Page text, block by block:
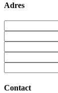
Adres
Contact